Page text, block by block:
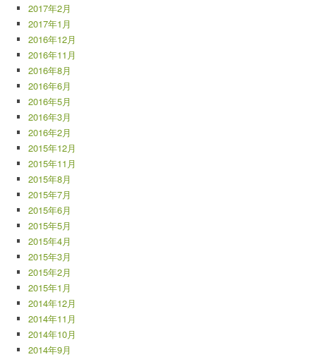
2017年2月
2017年1月
2016年12月
2016年11月
2016年8月
2016年6月
2016年5月
2016年3月
2016年2月
2015年12月
2015年11月
2015年8月
2015年7月
2015年6月
2015年5月
2015年4月
2015年3月
2015年2月
2015年1月
2014年12月
2014年11月
2014年10月
2014年9月